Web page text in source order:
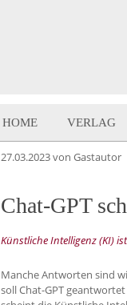
HOME VERLAG
27.03.2023von Gastautor
Chat-GPT
Künstliche Intelligenz (KI)
Manche Antworten sind
soll Chat-GPT